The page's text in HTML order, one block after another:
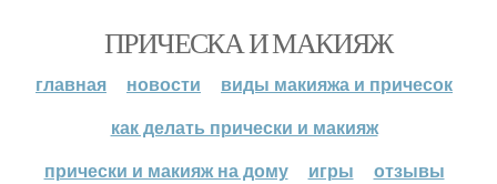
ПРИЧЕСКА И МАКИЯЖ
главная новости
виды макияжа и причесок
как делать прически и макияж
прически и макияж на дому
игры отзывы